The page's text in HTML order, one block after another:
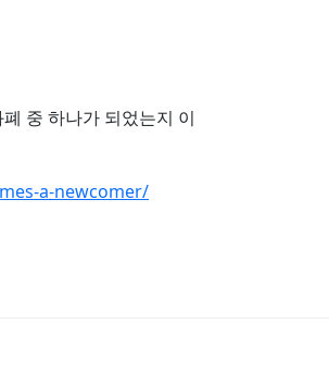
중 하나가 되었는지 이
a-newcomer/